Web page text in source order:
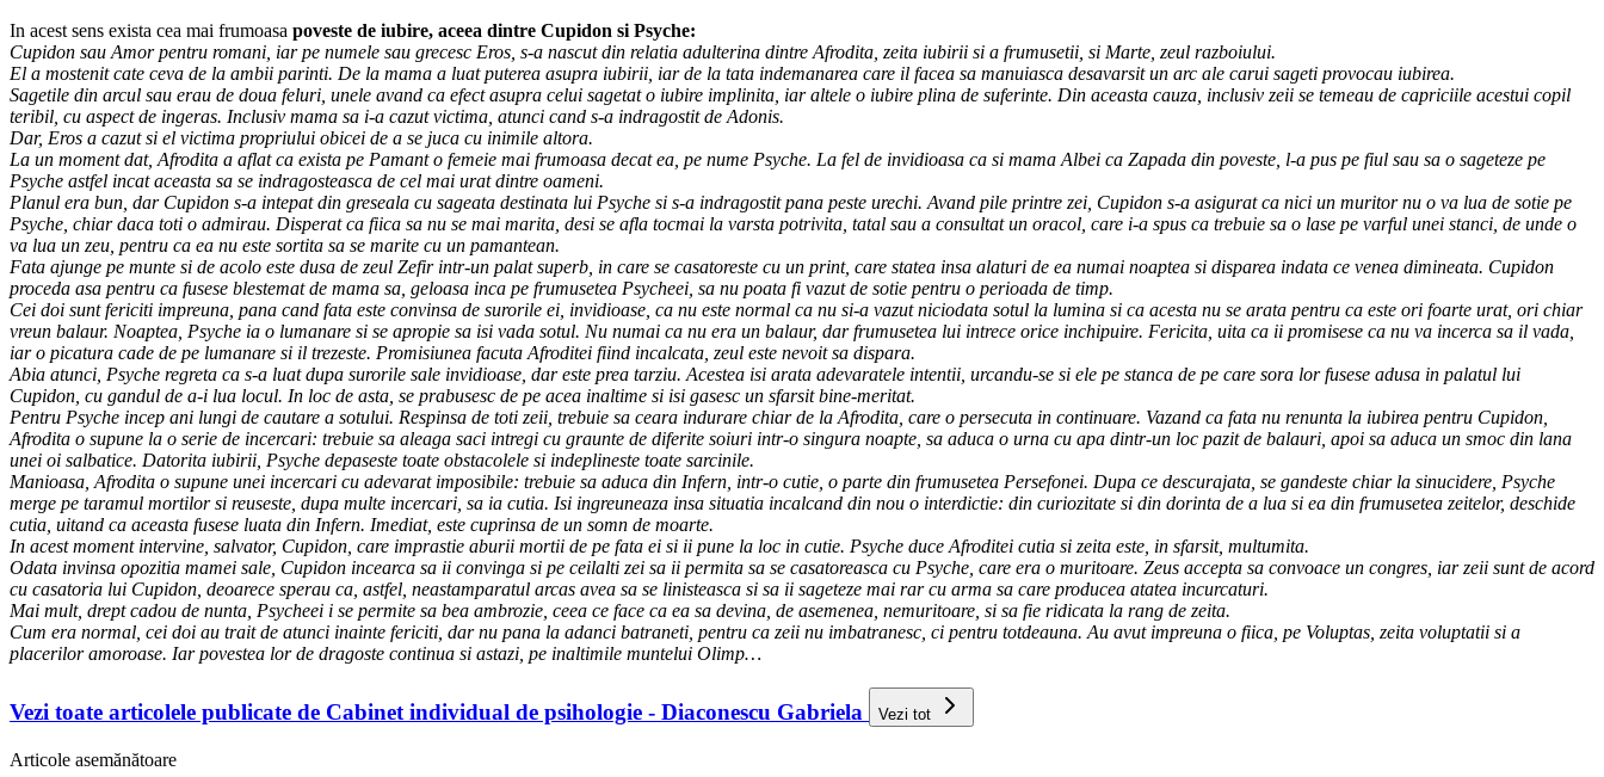
In acest sens exista cea mai frumoasa poveste de iubire, aceea dintre Cupidon si Psyche:
Cupidon sau Amor pentru romani, iar pe numele sau grecesc Eros, s-a nascut din relatia adulterina dintre Afrodita, zeita iubirii si a frumusetii, si Marte, zeul razboiului.
El a mostenit cate ceva de la ambii parinti. De la mama a luat puterea asupra iubirii, iar de la tata indemanarea care il facea sa manuiasca desavarsit un arc ale carui sageti provocau iubirea.
Sagetile din arcul sau erau de doua feluri, unele avand ca efect asupra celui sagetat o iubire implinita, iar altele o iubire plina de suferinte. Din aceasta cauza, inclusiv zeii se temeau de capriciile acestui copil
teribil, cu aspect de ingeras. Inclusiv mama sa i-a cazut victima, atunci cand s-a indragostit de Adonis.
Dar, Eros a cazut si el victima propriului obicei de a se juca cu inimile altora.
La un moment dat, Afrodita a aflat ca exista pe Pamant o femeie mai frumoasa decat ea, pe nume Psyche. La fel de invidioasa ca si mama Albei ca Zapada din poveste, l-a pus pe fiul sau sa o sageteze pe
Psyche astfel incat aceasta sa se indragosteasca de cel mai urat dintre oameni.
Planul era bun, dar Cupidon s-a intepat din greseala cu sageata destinata lui Psyche si s-a indragostit pana peste urechi. Avand pile printre zei, Cupidon s-a asigurat ca nici un muritor nu o va lua de sotie pe
Psyche, chiar daca toti o admirau. Disperat ca fiica sa nu se mai marita, desi se afla tocmai la varsta potrivita, tatal sau a consultat un oracol, care i-a spus ca trebuie sa o lase pe varful unei stanci, de unde o
va lua un zeu, pentru ca ea nu este sortita sa se marite cu un pamantean.
Fata ajunge pe munte si de acolo este dusa de zeul Zefir intr-un palat superb, in care se casatoreste cu un print, care statea insa alaturi de ea numai noaptea si disparea indata ce venea dimineata. Cupidon
proceda asa pentru ca fusese blestemat de mama sa, geloasa inca pe frumusetea Psycheei, sa nu poata fi vazut de sotie pentru o perioada de timp.
Cei doi sunt fericiti impreuna, pana cand fata este convinsa de surorile ei, invidioase, ca nu este normal ca nu si-a vazut niciodata sotul la lumina si ca acesta nu se arata pentru ca este ori foarte urat, ori chiar
vreun balaur. Noaptea, Psyche ia o lumanare si se apropie sa isi vada sotul. Nu numai ca nu era un balaur, dar frumusetea lui intrece orice inchipuire. Fericita, uita ca ii promisese ca nu va incerca sa il vada,
iar o picatura cade de pe lumanare si il trezeste. Promisiunea facuta Afroditei fiind incalcata, zeul este nevoit sa dispara.
Abia atunci, Psyche regreta ca s-a luat dupa surorile sale invidioase, dar este prea tarziu. Acestea isi arata adevaratele intentii, urcandu-se si ele pe stanca de pe care sora lor fusese adusa in palatul lui
Cupidon, cu gandul de a-i lua locul. In loc de asta, se prabusesc de pe acea inaltime si isi gasesc un sfarsit bine-meritat.
Pentru Psyche incep ani lungi de cautare a sotului. Respinsa de toti zeii, trebuie sa ceara indurare chiar de la Afrodita, care o persecuta in continuare. Vazand ca fata nu renunta la iubirea pentru Cupidon,
Afrodita o supune la o serie de incercari: trebuie sa aleaga saci intregi cu graunte de diferite soiuri intr-o singura noapte, sa aduca o urna cu apa dintr-un loc pazit de balauri, apoi sa aduca un smoc din lana
unei oi salbatice. Datorita iubirii, Psyche depaseste toate obstacolele si indeplineste toate sarcinile.
Manioasa, Afrodita o supune unei incercari cu adevarat imposibile: trebuie sa aduca din Infern, intr-o cutie, o parte din frumusetea Persefonei. Dupa ce descurajata, se gandeste chiar la sinucidere, Psyche
merge pe taramul mortilor si reuseste, dupa multe incercari, sa ia cutia. Isi ingreuneaza insa situatia incalcand din nou o interdictie: din curiozitate si din dorinta de a lua si ea din frumusetea zeitelor, deschide
cutia, uitand ca aceasta fusese luata din Infern. Imediat, este cuprinsa de un somn de moarte.
In acest moment intervine, salvator, Cupidon, care imprastie aburii mortii de pe fata ei si ii pune la loc in cutie. Psyche duce Afroditei cutia si zeita este, in sfarsit, multumita.
Odata invinsa opozitia mamei sale, Cupidon incearca sa ii convinga si pe ceilalti zei sa ii permita sa se casatoreasca cu Psyche, care era o muritoare. Zeus accepta sa convoace un congres, iar zeii sunt de acord
cu casatoria lui Cupidon, deoarece sperau ca, astfel, neastamparatul arcas avea sa se linisteasca si sa ii sageteze mai rar cu arma sa care producea atatea incurcaturi.
Mai mult, drept cadou de nunta, Psycheei i se permite sa bea ambrozie, ceea ce face ca ea sa devina, de asemenea, nemuritoare, si sa fie ridicata la rang de zeita.
Cum era normal, cei doi au trait de atunci inainte fericiti, dar nu pana la adanci batraneti, pentru ca zeii nu imbatranesc, ci pentru totdeauna. Au avut impreuna o fiica, pe Voluptas, zeita voluptatii si a
placerilor amoroase. Iar povestea lor de dragoste continua si astazi, pe inaltimile muntelui Olimp…
Vezi toate articolele publicate de Cabinet individual de psihologie - Diaconescu Gabriela Vezi tot
Articole asemănătoare